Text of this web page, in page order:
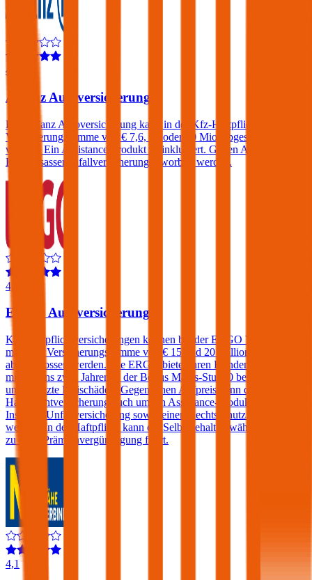
4,3
Allianz Autoversicherung
Die Allianz Autoversicherung kann in der Kfz-Haftpflicht mit einer
Versicherungssumme von € 7,6, 15 oder 30 Mio. abgeschlossen
werden. Ein Assistance-Produkt ist inkludiert. Gegen Aufpreis eine
KFZ-Insassenunfallversicherung erworben werden.
4,4
ERGO Autoversicherung
Kfz-Haftpflichtversicherungen können bei der ERGO Versicherung
mit einer Versicherungssumme von € 15 und 20 Millionen
abgeschlossen werden. Die ERGO bietet ihren Kunden, die sich seit
mindestens zwei Jahren in der Bonus Malus-Stufe 0 befinden,
unbegrenzte Freischäden. Gegen einen Aufpreis kann die Kfz-
Haftpflichtversicherung auch um ein Assistance-Produkt, eine
Insassen-Unfallversicherung sowie einen Rechtsschutz erweitert
werden. In der Haftpflicht kann ein Selbstbehalt gewählt werden der
zu einer Prämienvergünstigung führt.
4,1